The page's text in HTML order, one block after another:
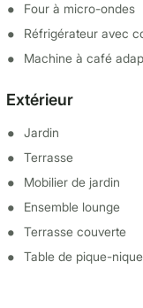
Four à micro-ondes
Réfrigérateur avec
Machine à café
Extérieur
Jardin
Terrasse
Mobilier de jardin
Ensemble lounge
Terrasse couverte
Table de pique-nique